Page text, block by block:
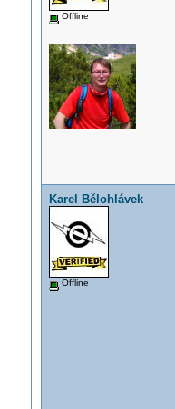
Offline
Karel Bělohlávek
Offline